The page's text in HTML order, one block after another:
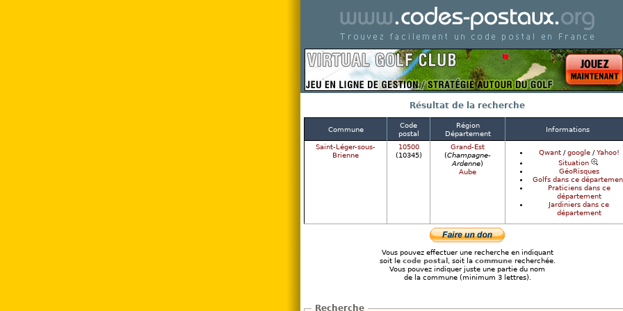
Code postal de france - Codes postaux en France
Résultat de la recherche
Commune
Code
postal
Région
Département
Informations
Saint-Léger-sous-
Brienne
10500
(10345)
Grand-Est
(Champagne-
Ardenne)
Aube
Qwant/google/Yahoo!
Situation
GéoRisques
Golfs dans ce
Praticiens dans ce
département
Jardiniers dans ce
département
Vous pouvez effectuer une recherche en indiquant
soit le code postal, soit la communerecherchée.
Vous pouvez indiquer juste une partie du nom
de la commune (minimum 3 lettres).
Recherche